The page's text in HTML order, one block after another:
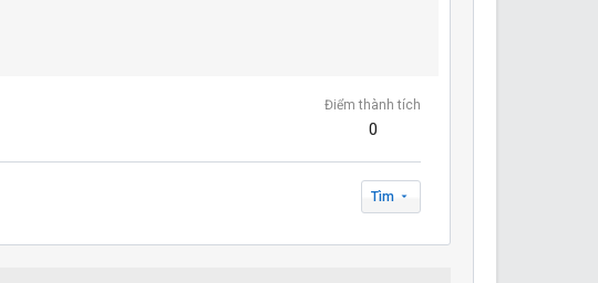
Điểm thành tích
0
Tìm